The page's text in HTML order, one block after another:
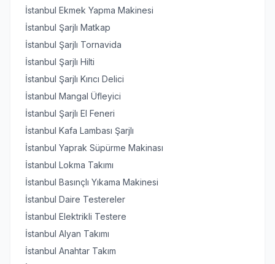
İstanbul Ekmek Yapma Makinesi
İstanbul Şarjlı Matkap
İstanbul Şarjlı Tornavida
İstanbul Şarjlı Hilti
İstanbul Şarjlı Kırıcı Delici
İstanbul Mangal Üfleyici
İstanbul Şarjlı El Feneri
İstanbul Kafa Lambası Şarjlı
İstanbul Yaprak Süpürme Makinası
İstanbul Lokma Takımı
İstanbul Basınçlı Yıkama Makinesi
İstanbul Daire Testereler
İstanbul Elektrikli Testere
İstanbul Alyan Takımı
İstanbul Anahtar Takım